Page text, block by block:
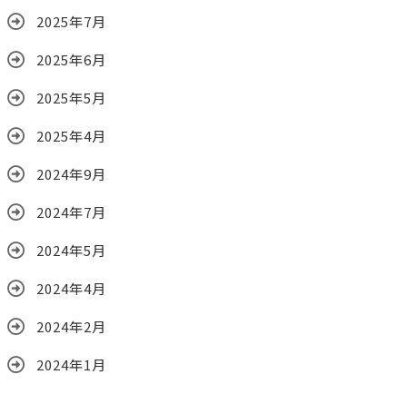
2025年7月
2025年6月
2025年5月
2025年4月
2024年9月
2024年7月
2024年5月
2024年4月
2024年2月
2024年1月